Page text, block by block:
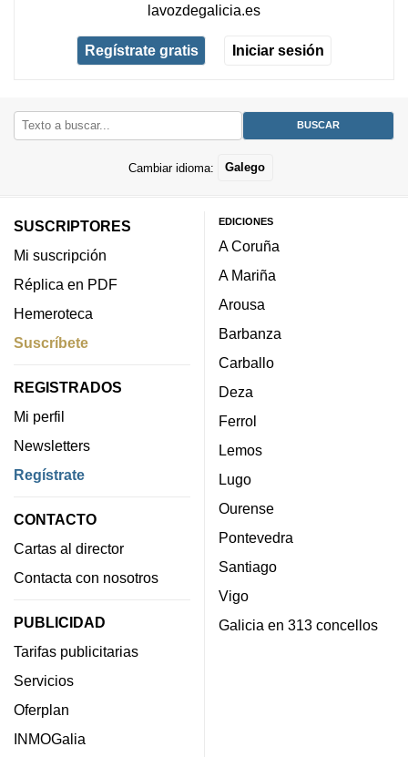
lavozdegalicia.es
Regístrate gratis Iniciar sesión
Cambiar idioma: Galego
SUSCRIPTORES
Mi suscripción
Réplica en PDF
Hemeroteca
Suscríbete
REGISTRADOS
Mi perfil
Newsletters
Regístrate
CONTACTO
Cartas al director
Contacta con nosotros
PUBLICIDAD
Tarifas publicitarias
Servicios
Oferplan
INMOGalia
EDICIONES
A Coruña
A Mariña
Arousa
Barbanza
Carballo
Deza
Ferrol
Lemos
Lugo
Ourense
Pontevedra
Santiago
Vigo
Galicia en 313 concellos